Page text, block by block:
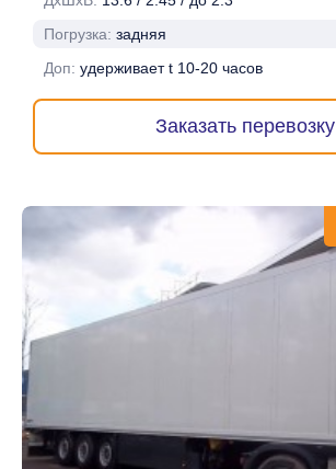
Погрузка: задняя
Доп: удерживает t 10-20 часов
Заказать перевозку